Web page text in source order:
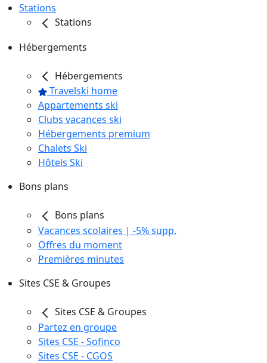
Stations
Stations
Hébergements
Hébergements
Travelski home
Appartements ski
Clubs vacances ski
Hébergements premium
Chalets Ski
Hôtels Ski
Bons plans
Bons plans
Vacances scolaires | -5% supp.
Offres du moment
Premières minutes
Sites CSE & Groupes
Sites CSE & Groupes
Partez en groupe
Sites CSE - Sofinco
Sites CSE - CGOS